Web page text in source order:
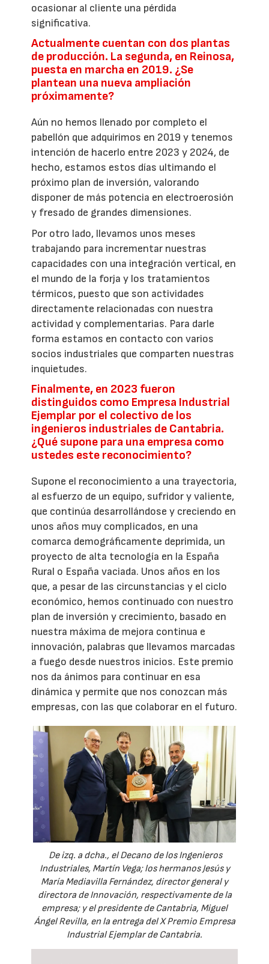
ocasionar al cliente una pérdida
significativa.
Actualmente cuentan con dos plantas
de producción. La segunda, en Reinosa,
puesta en marcha en 2019. ¿Se
plantean una nueva ampliación
próximamente?
Aún no hemos llenado por completo el
pabellón que adquirimos en 2019 y tenemos
intención de hacerlo entre 2023 y 2024, de
hecho, estamos estos días ultimando el
próximo plan de inversión, valorando
disponer de más potencia en electroerosión
y fresado de grandes dimensiones.
Por otro lado, llevamos unos meses
trabajando para incrementar nuestras
capacidades con una integración vertical, en
el mundo de la forja y los tratamientos
térmicos, puesto que son actividades
directamente relacionadas con nuestra
actividad y complementarias. Para darle
forma estamos en contacto con varios
socios industriales que comparten nuestras
inquietudes.
Finalmente, en 2023 fueron
distinguidos como Empresa Industrial
Ejemplar por el colectivo de los
ingenieros industriales de Cantabria.
¿Qué supone para una empresa como
ustedes este reconocimiento?
Supone el reconocimiento a una trayectoria,
al esfuerzo de un equipo, sufridor y valiente,
que continúa desarrollándose y creciendo en
unos años muy complicados, en una
comarca demográficamente deprimida, un
proyecto de alta tecnología en la España
Rural o España vaciada. Unos años en los
que, a pesar de las circunstancias y el ciclo
económico, hemos continuado con nuestro
plan de inversión y crecimiento, basado en
nuestra máxima de mejora continua e
innovación, palabras que llevamos marcadas
a fuego desde nuestros inicios. Este premio
nos da ánimos para continuar en esa
dinámica y permite que nos conozcan más
empresas, con las que colaborar en el futuro.
De izq. a dcha., el Decano de los Ingenieros
Industriales, Martín Vega; los hermanos Jesús y
María Mediavilla Fernández, director general y
directora de Innovación, respectivamente de la
empresa; y el presidente de Cantabria, Miguel
Ángel Revilla, en la entrega del X Premio Empresa
Industrial Ejemplar de Cantabria.